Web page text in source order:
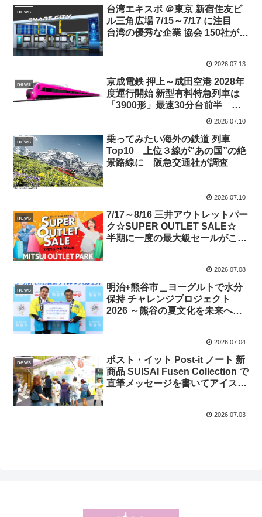
ンドツアー ポルシェ 935 も販
売！
news
台湾エキスポ ＠東京 新宿住友ビ
ル三角広場 7/15～7/17 に注目
台湾の優秀な企業 協会 150社が出
2026.07.13
news
京成電鉄 押上～成田空港 2028年
度運行開始 新型有料特急列車は
「3900形」最速30分台前半 浅
草線 京急線へも直通めざす 列
2026.07.10
news
乗ってみたい海外の鉄道 列車
Top10 上位３線が“あの国”の絶
景路線に 阪急交通社が調査
2026.07.10
news
7/17～8/16 三井アウトレットパー
ク☆SUPER OUTLET SALE☆
半期に一度の最大級セールがこの
2026.07.08
news
明治+熊谷市＿ヨーグルトで水分
保持 チャレンジプロジェクト
2026 ～熊谷の夏文化を未来へつ
ヨーグルトで水分保持が◎2026.07.04
news
ポスト・イット Post-it ノート 新
商品 SUISAI Fusen Collection で
直筆メッセージを書いてアイスコ
手書きで言葉を贈る幸せを♪2026.07.03